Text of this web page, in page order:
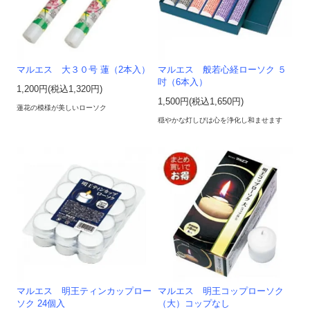
マルエス 大３０号 蓮（2本入）
1,200円(税込1,320円)
蓮花の模様が美しいローソク
マルエス 般若心経ローソク ５
吋（6本入）
1,500円(税込1,650円)
穏やかな灯しびは心を浄化し和ませます
マルエス 明王ティンカップロー
ソク 24個入
マルエス 明王コップローソク
（大）コップなし